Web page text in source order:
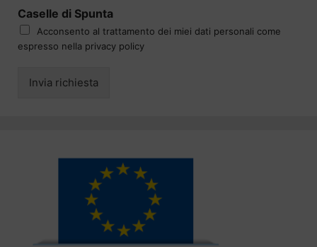
Caselle di Spunta
Acconsento al trattamento dei miei dati personali come
espresso nella privacy policy
Invia richiesta